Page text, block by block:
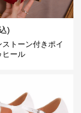
)
トーン付きポイ
ヒール